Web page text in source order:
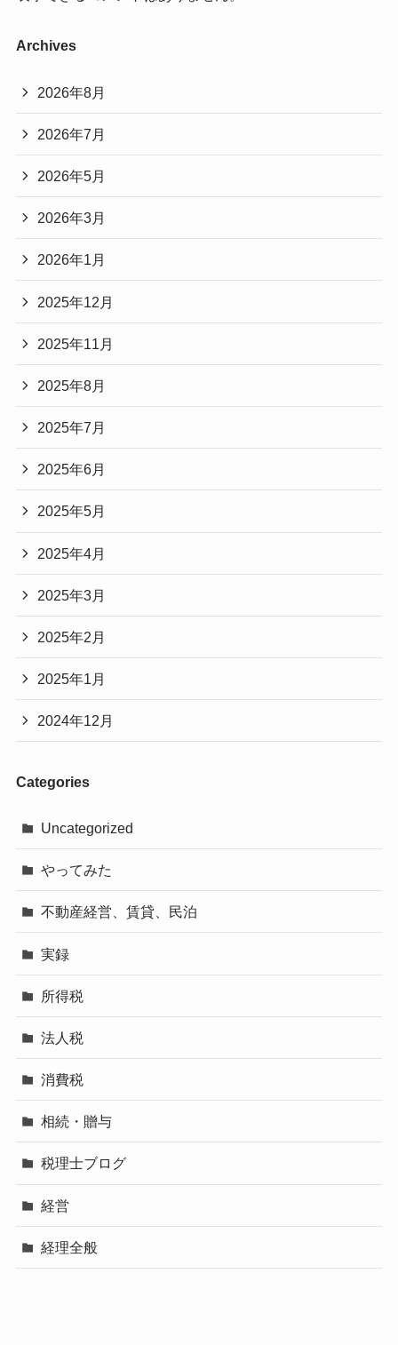
Archives
2026年8月
2026年7月
2026年5月
2026年3月
2026年1月
2025年12月
2025年11月
2025年8月
2025年7月
2025年6月
2025年5月
2025年4月
2025年3月
2025年2月
2025年1月
2024年12月
Categories
Uncategorized
やってみた
不動産経営、賃貸、民泊
実録
所得税
法人税
消費税
相続・贈与
税理士ブログ
経営
経理全般